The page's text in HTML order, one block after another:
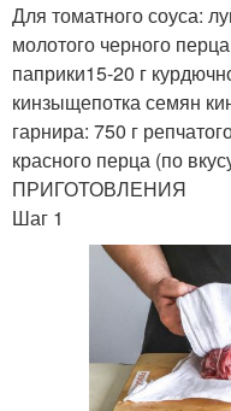
Для томатного соуса:
молотого черного
паприки15-20 г
кинзыщепотка семян
гарнира: 750 г
красного перца (по
ПРИГОТОВЛЕНИЯ
Шаг 1